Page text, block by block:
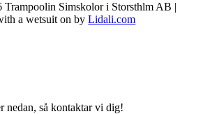
Simskolor i Storsthlm AB |
a wetsuit on byLidali.com
nedan, så kontaktar vi dig!